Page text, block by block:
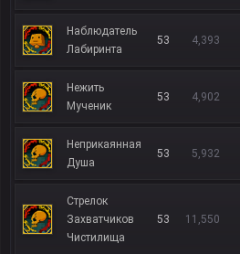
Наблюдатель
Лабиринта
53 4,393
Нежить
Мученик
53 4,902
Неприкаянная
Душа
53 5,932
Стрелок
Захватчиков
Чистилища
53 11,550